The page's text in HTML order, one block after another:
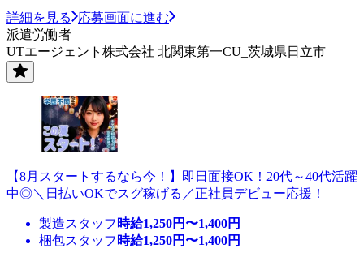
詳細を見る
応募画面に進む
派遣労働者
UTエージェント株式会社 北関東第一CU_茨城県日立市
【8月スタートするなら今！】即日面接OK！20代～40代活躍
中◎＼日払いOKでスグ稼げる／正社員デビュー応援！
製造スタッフ 時給1,250円〜1,400円
梱包スタッフ 時給1,250円〜1,400円